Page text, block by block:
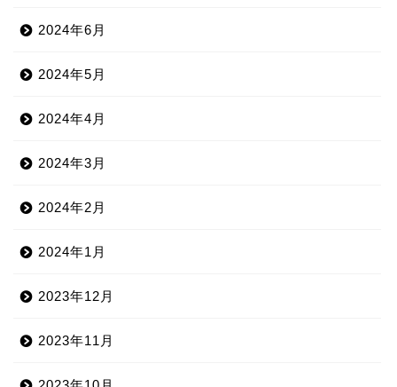
2024年6月
2024年5月
2024年4月
2024年3月
2024年2月
2024年1月
2023年12月
2023年11月